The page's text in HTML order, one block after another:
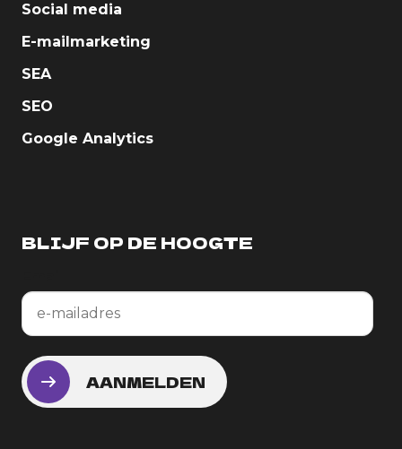
Social media
E-mailmarketing
SEA
SEO
Google Analytics
BLIJF OP DE HOOGTE